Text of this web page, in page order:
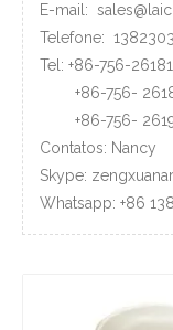
E-mail:
Telefone:
Tel: +86-756-
+86-756-
+86-756-
Contatos: Nancy
Skype:
Whatsapp: +86